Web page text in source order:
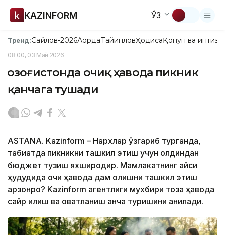
KAZINFORM ЎЗ
Тренд:Сайлов-2026АқордаТайинловҲодисаҚонун ва
08:00, 03 Май 2026
Қозоғистонда очиқ ҳавода пикник
қанчага тушади
ASTANA. Kazinform – Нархлар ўзгариб турганда,
табиатда пикникни ташкил этиш учун олдиндан
бюджет тузиш яхшироқдир. Мамлакатнинг қайси
ҳудудида очиқ ҳавода дам олишни ташкил этиш
арзонроқ? Kazinform агентлиги мухбири тоза ҳавода
сайр қилиш ва овқатланиш қанча туришини аниқлади.